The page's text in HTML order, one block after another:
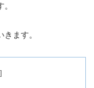
ます。